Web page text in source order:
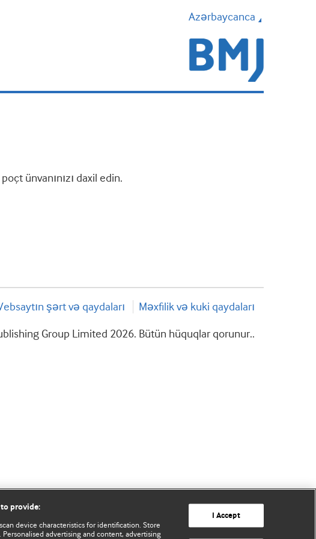
Azərbaycanca
ünvanınızı daxil edin.
şərt və qaydaları Məxfilik və kuki qaydaları
Group Limited 2026. Bütün hüquqlar qorunur..
provide:
device characteristics for identification. Store
advertising and content, advertising
I Accept